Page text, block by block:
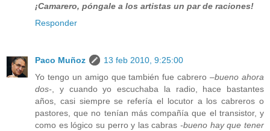
¡Camarero, póngale a los artistas un par de raciones!
Responder
Paco Muñoz
13 feb 2010, 9:25:00
Yo tengo un amigo que también fue cabrero–bueno ahora
dos- , y cuando yo escuchaba la radio, hace bastantes
años, casi siempre se refería el locutor a los cabreros o
pastores, que no tenían más compañía que el transistor, y
como es lógico su perro y las cabras-bueno hay que tener